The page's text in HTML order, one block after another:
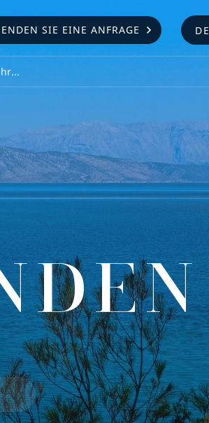
SIE EINE ANFRAGE DE